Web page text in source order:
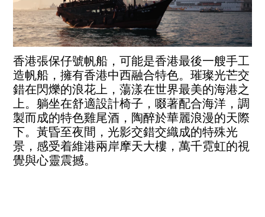
香港張保仔號帆船，可能是香港最後一艘手工
造帆船，擁有香港中西融合特色。璀璨光芒交
錯在閃爍的浪花上，蕩漾在世界最美的海港之
上。躺坐在舒適設計椅子，啜著配合海洋，調
製而成的特色雞尾酒，陶醉於華麗浪漫的天際
下。黃昏至夜間，光影交錯交織成的特殊光
景，感受着維港兩岸摩天大樓，萬千霓虹的視
覺與心靈震撼。